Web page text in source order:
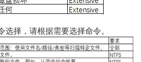
选择，请根据需要选择命令。